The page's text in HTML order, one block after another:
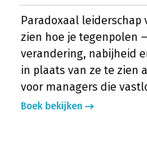
Paradoxaal
zien hoe je tegenpolen
verandering, nabijheid
in plaats van ze te zien
voor managers die
Boek bekijken